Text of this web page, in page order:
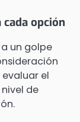
cada opción
un golpe
el
de